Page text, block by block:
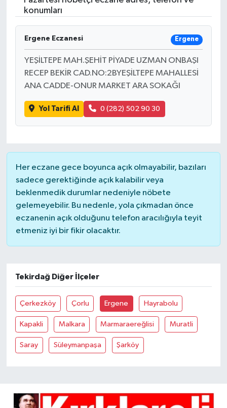
konumları
Ergene Eczanesi Ergene
YEŞİLTEPE MAH.ŞEHİT PİYADE UZMAN ONBAŞI
RECEP BEKİR CAD.NO:2BYEŞİLTEPE MAHALLESİ
ANA CADDE-ONUR MARKET ARA SOKAĞI
Yol Tarifi Al 0 (282) 502 90 30
Her eczane gece boyunca açık olmayabilir, bazıları
sadece gerektiğinde açık kalabilir veya
beklenmedik durumlar nedeniyle nöbete
gelemeyebilir. Bu nedenle, yola çıkmadan önce
eczanenin açık olduğunu telefon aracılığıyla teyit
etmeniz iyi bir fikir olacaktır.
Tekirdağ Diğer İlçeler
Çerkezköy Çorlu Ergene Hayrabolu
Kapakli Malkara Marmaraereğlisi Muratli
Saray Süleymanpaşa Şarköy